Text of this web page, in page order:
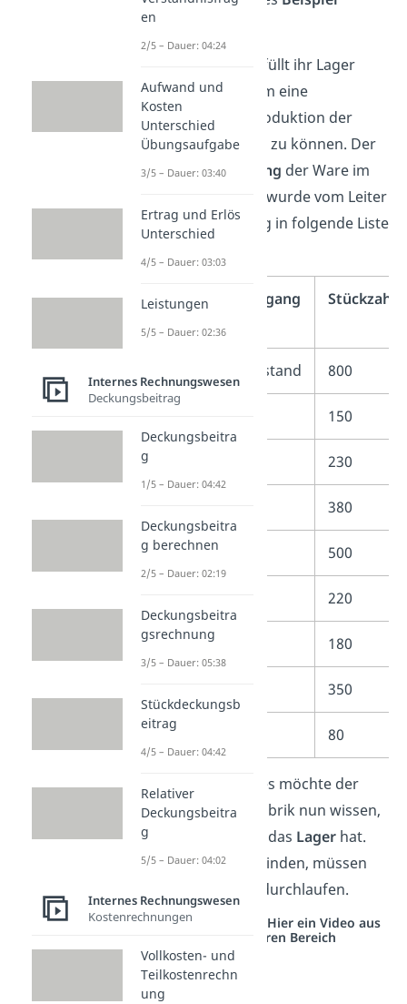
anschauen.
Die Bleistiftfabrik füllt ihr Lager
regelmäßig auf, um eine
kontinuierliche Produktion der
Stifte sicherstellen zu können. Der
Zugangund Abgang der Ware im
vergangenen Jahr wurde vom Leiter
der Lagerabteilung in folgende Liste
Zugang/Abgang Stückzahl
Anfangsbestand 800
150
230
380
5 Zugang 500
220
7 Zugang 180
350
9 80
Am Ende des Jahres möchte der
Chef der Bleistiftfabrik nun wissen,
welchen
das Lagerhat.
Um das herauszufinden, müssen
durchlaufen.
Studyflix vernetzt: Hier ein Video aus
einem anderen Bereich
en
2/5 – Dauer: 04:24
Aufwand und
Kosten
Unterschied
Übungsaufgabe
3/5 – Dauer: 03:40
Ertrag und Erlös
Unterschied
4/5 – Dauer: 03:03
Leistungen
5/5 – Dauer: 02:36
Internes Rechnungswesen
Deckungsbeitrag
Deckungsbeitra
g
1/5 – Dauer: 04:42
Deckungsbeitra
g berechnen
2/5 – Dauer: 02:19
Deckungsbeitra
gsrechnung
3/5 – Dauer: 05:38
Stückdeckungsb
eitrag
4/5 – Dauer: 04:42
Relativer
Deckungsbeitra
g
5/5 – Dauer: 04:02
Internes Rechnungswesen
Kostenrechnungen
Vollkosten- und
Teilkostenrechn
ung